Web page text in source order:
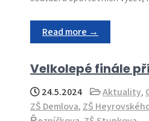
Read more →
Velkolepé finále
24.5.2024 Aktuality,
ZŠ Demlova, ZŠ